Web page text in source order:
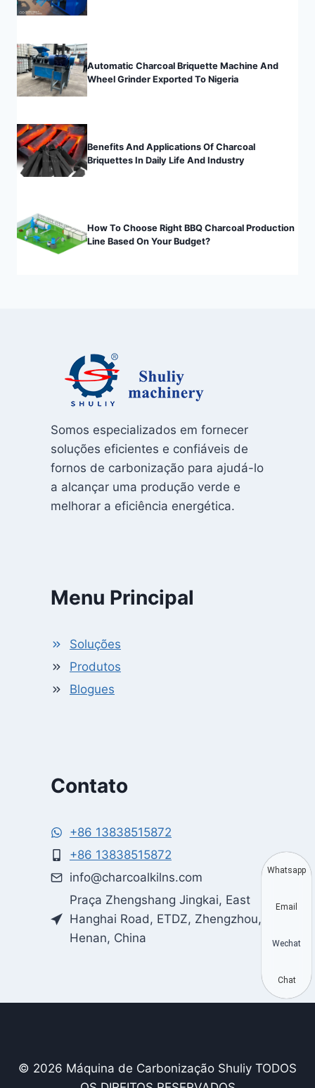
Automatic Charcoal Briquette Machine And
Wheel Grinder Exported To Nigeria
Benefits And Applications Of Charcoal
Briquettes In Daily Life And Industry
How To Choose Right BBQ Charcoal Production
Line Based On Your Budget?
Somos especializados em fornecer
soluções eficientes e confiáveis ​​de
fornos de carbonização para ajudá-lo
a alcançar uma produção verde e
melhorar a eficiência energética.
Menu Principal
Soluções
Produtos
Blogues
Contato
+86 13838515872
+86 13838515872
info@charcoalkilns.com
Praça Zhengshang Jingkai, East
Hanghai Road, ETDZ, Zhengzhou,
Henan, China
© 2026 Máquina de Carbonização Shuliy TODOS
Whatsapp
Email
Wechat
Chat